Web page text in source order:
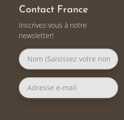
Contact France
Inscrivez-vous à notre
newsletter!